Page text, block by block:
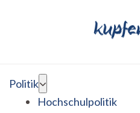
Politik
Hochschulpolitik